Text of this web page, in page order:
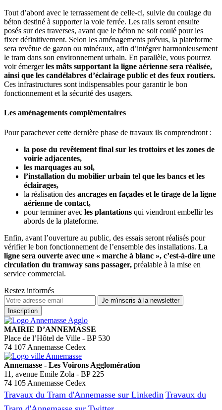
Tout d’abord avec le terrassement de celle-ci, suivie du coulage du
béton destiné à supporter la voie ferrée. Les rails seront ensuite
posés sur des traverses, avant que le béton ne soit coulé pour les
fixer définitivement. Selon les aménagements prévus, la plateforme
sera revêtue de gazon ou minéraux, afin d’intégrer harmonieusement
le tram dans son environnement urbain. En parallèle, vous pourrez
voir émergerles mâts supportant la ligne aérienne sera réalisée,
ainsi que les candélabres d’éclairage public et des feux routiers.
Ces infrastructures sont indispensables pour garantir le bon
fonctionnement et la sécurité des usagers.
Les aménagements complémentaires
Pour parachever cette dernière phase de travaux ils comprendront :
la pose du revêtement final sur les trottoirs et les zones de
voirie adjacentes,
les marquages au sol,
l’installation du mobilier urbain tel que les bancs et les
éclairages,
la réalisation des ancrages en façades et le tirage de la ligne
aérienne de contact,
pour terminer avec les plantations qui viendront embellir les
abords de la plateforme.
Enfin, avant l’ouverture au public, des essais seront réalisés pour
vérifier le bon fonctionnement de l’ensemble des installations. La
ligne sera ouverte avec une « marche à blanc », c’est-à-dire une
circulation du tramway sans passager, préalable à la mise en
service commercial.
Restez informés
MAIRIE D’ANNEMASSE
Place de l’Hôtel de Ville - BP 530
74 107 Annemasse Cedex
Annemasse - Les Voirons Agglomération
11, avenue Emile Zola - BP 225
74 105 Annemasse Cedex
Travaux du Tram d'Annemasse sur Linkedin Travaux du